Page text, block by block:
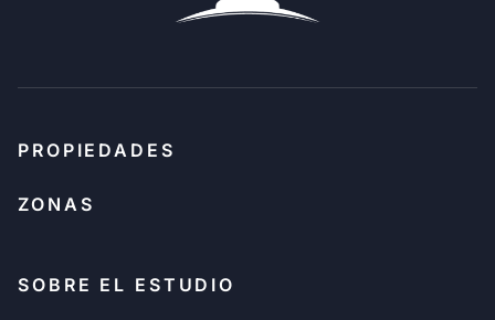
PROPIEDADES
ZONAS
SOBRE EL ESTUDIO